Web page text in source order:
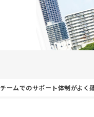
チームでのサポート体制がよく